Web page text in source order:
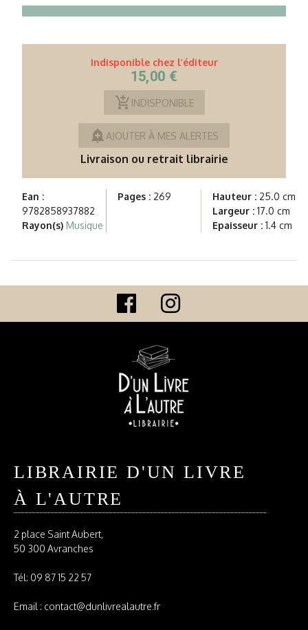
Indisponible chez l’éditeur
15,00 €
add_shopping_cart INDISPONIBLE
add_alert AJOUTER À MES ALERTES
Livraison ou retrait librairie
Ean :
9782858937882
Rayon(s) Musique
Pages :269 Hauteur : 25.0 cm
Largeur : 17.0 cm
Epaisseur : 1.4 cm
LIBRAIRIE D'UN LIVRE
À L'AUTRE
2 place Saint Aubert,
50 300 Avranches
Tél: 09 87 15 22 57
Email : contact@dunlivrealautre.fr